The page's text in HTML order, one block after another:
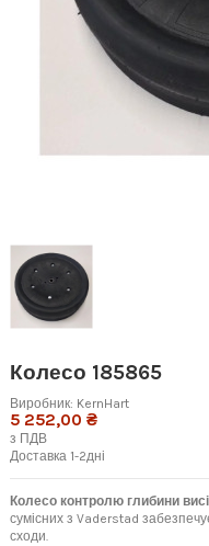
Колесо 185865
Виробник: KernHart
5 252,00 ₴
з ПДВ
Доставка 1-2дні
Колесо контролю глибини
сумісних з Vaderstad
сходи.